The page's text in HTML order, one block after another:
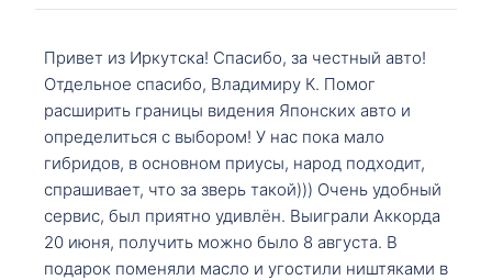
Привет из Иркутска! Спасибо, за честный авто!
Отдельное спасибо, Владимиру К. Помог
расширить границы видения Японских авто и
определиться с выбором! У нас пока мало
гибридов, в основном приусы, народ подходит,
спрашивает, что за зверь такой))) Очень удобный
сервис, был приятно удивлён. Выиграли Аккорда
20 июня, получить можно было 8 августа. В
подарок поменяли масло и угостили ништяками в